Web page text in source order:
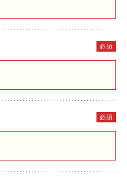
必須
必須